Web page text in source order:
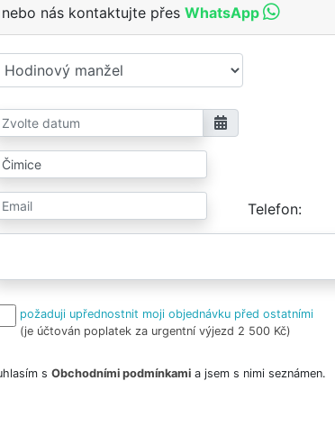
nás kontaktujte přes WhatsApp
Telefon
požaduji upřednostnit moji objednávku před ostatními
(je účtován poplatek za urgentní výjezd 2 500 Kč)
s Obchodními podmínkamia jsem s nimi seznámen.